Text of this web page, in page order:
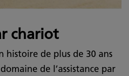
chariot
histoire de plus de 30 ans
de l’assistance par